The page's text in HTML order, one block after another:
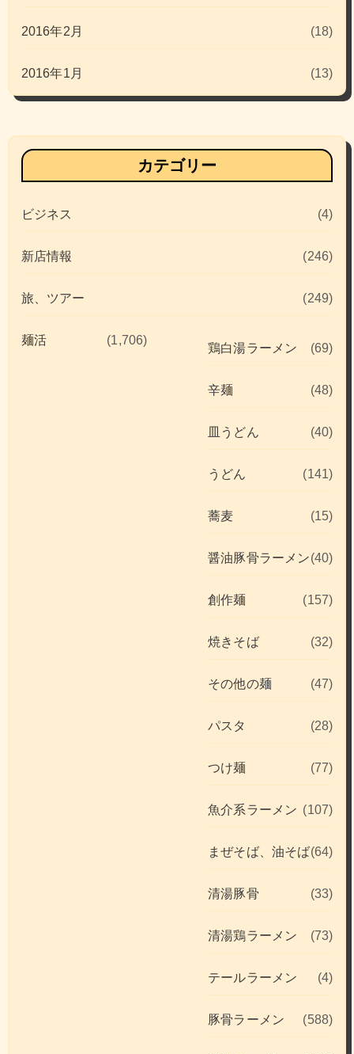
2016年2月 (18)
2016年1月 (13)
カテゴリー
ビジネス (4)
新店情報 (246)
旅、ツアー (249)
麺活 (1,706)
鶏白湯ラーメン (69)
辛麺 (48)
皿うどん (40)
うどん (141)
蕎麦 (15)
醤油豚骨ラーメン(40)
創作麺 (157)
焼きそば (32)
その他の麺 (47)
パスタ (28)
つけ麺 (77)
魚介系ラーメン (107)
まぜそば、油そば(64)
清湯豚骨 (33)
清湯鶏ラーメン (73)
テールラーメン (4)
豚骨ラーメン (588)